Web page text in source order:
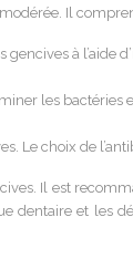
Il
à l’aide
les
Le choix de
Il est
dentaire et les